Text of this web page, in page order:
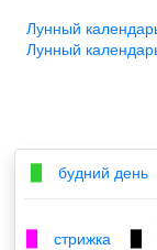
Лунный
Лунный
будний день
стрижка